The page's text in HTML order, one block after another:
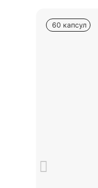
60 капсул